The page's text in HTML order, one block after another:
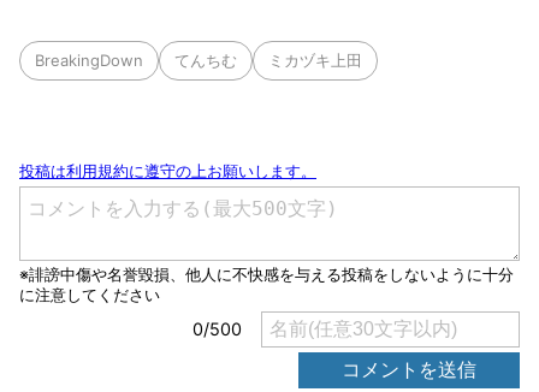
BreakingDown てんちむ ミカヅキ上田